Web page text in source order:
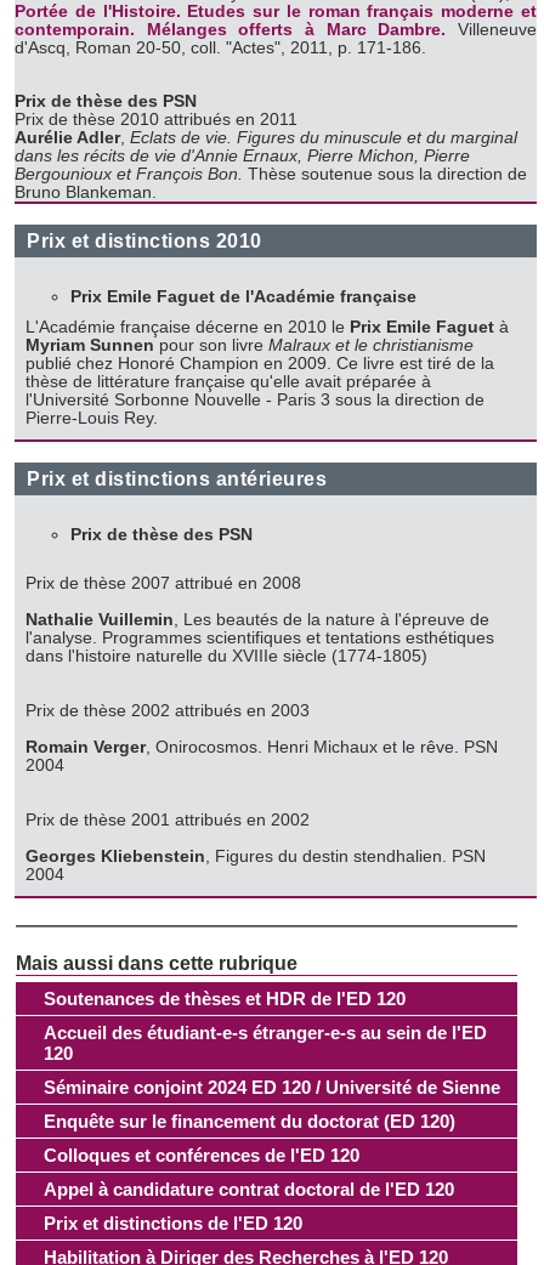
Soutenances de thèses et HDR de l'ED 120
Accueil des étudiant-e-s étranger-e-s au sein de l'ED
120
Séminaire conjoint 2024 ED 120 / Université de Sienne
Enquête sur le financement du doctorat (ED 120)
Colloques et conférences de l'ED 120
Appel à candidature contrat doctoral de l'ED 120
Prix et distinctions de l'ED 120
Habilitation à Diriger des Recherches à l'ED 120
Portée de l'Histoire. Etudes sur le roman français moderne et
contemporain. Mélanges offerts à Marc Dambre. Villeneuve
d'Ascq, Roman 20-50, coll. "Actes", 2011, p. 171-186.
Prix de thèse des PSN
Prix de thèse 2010 attribués en 2011
Aurélie Adler, Eclats de vie. Figures du minuscule et du marginal
dans les récits de vie d'Annie Ernaux, Pierre Michon, Pierre
Bergounioux et François Bon.Thèse soutenue sous la direction de
Bruno Blankeman.
Prix et distinctions 2010
Prix Emile Faguet de l'Académie française
L'Académie française décerne en 2010 le Prix Emile Faguet à
Myriam Sunnen pour son livreMalraux et le christianisme
publié chez Honoré Champion en 2009. Ce livre est tiré de la
thèse de littérature française qu'elle avait préparée à
l'Université Sorbonne Nouvelle - Paris 3 sous la direction de
Pierre-Louis Rey.
Prix et distinctions antérieures
Prix de thèse des PSN
Prix de thèse 2007 attribué en 2008
Nathalie Vuillemin , Les beautés de la nature à l'épreuve de
l'analyse. Programmes scientifiques et tentations esthétiques
dans l'histoire naturelle du XVIIIe siècle (1774-1805)
Prix de thèse 2002 attribués en 2003
Romain Verger, Onirocosmos. Henri Michaux et le rêve. PSN
2004
Prix de thèse 2001 attribués en 2002
Georges Kliebenstein , Figures du destin stendhalien. PSN
2004